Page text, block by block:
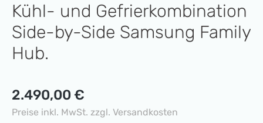
Kühl- und Gefrierkombination
Side-by-Side Samsung Family
Hub.
Regulärer Preis:
2.490,00 €
Preise inkl. MwSt. zzgl. Versandkosten